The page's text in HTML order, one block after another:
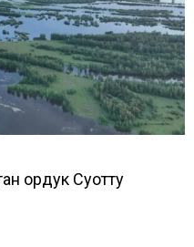
ордук Суотту